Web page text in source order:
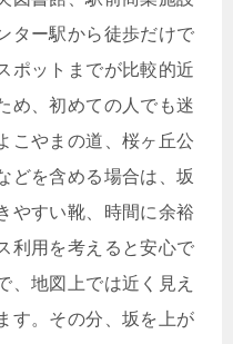
ター駅から徒歩だけで
ポットまでが比較的近
め、初めての人でも迷
こやまの道、桜ヶ丘公
どを含める場合は、坂
やすい靴、時間に余裕
利用を考えると安心で
、地図上では近く見え
す。その分、坂を上が